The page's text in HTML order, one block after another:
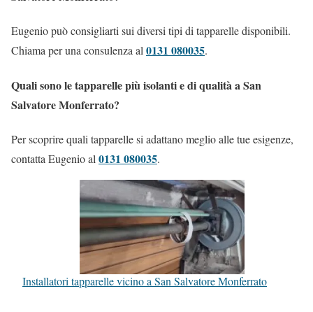
Eugenio può consigliarti sui diversi tipi di tapparelle disponibili.
Chiama per una consulenza al0131 080035.
Quali sono le tapparelle più isolanti e di qualità a San
Salvatore Monferrato?
Per scoprire quali tapparelle si adattano meglio alle tue esigenze,
contatta Eugenio al 0131 080035.
Installatori tapparelle vicino a San Salvatore Monferrato